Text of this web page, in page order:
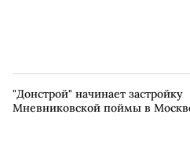
"Донстрой" начинает застройку
Мневниковской поймы в